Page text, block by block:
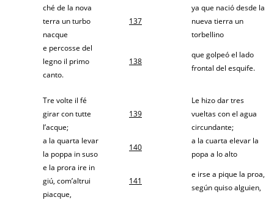
ché de la nova
terra un turbo
nacque
137
ya que nació desde la
nueva tierra un
torbellino
e percosse del
legno il primo
canto.
138
que golpeó el lado
frontal del esquife.
Tre volte il fé
girar con tutte
l’acque;
139
Le hizo dar tres
vueltas con el agua
circundante;
a la quarta levar
la poppa in suso
140
a la cuarta elevar la
popa a lo alto
e la prora ire in
giú, com’altrui
piacque,
141
e irse a pique la proa,
según quiso alguien,